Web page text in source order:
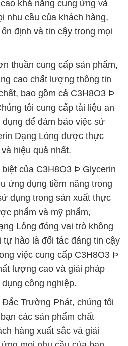
khả năng cung ứng và
nhu cầu của khách hàng,
định và tin cậy trong mọi
thuần cung cấp sản phẩm,
cao chất lượng thông tin
bao gồm cả C3H8O3 Þ
tôi cung cấp tài liệu an
để đảm bảo việc sử
Dạng Lỏng được thực
hiệu quả nhất.
của C3H8O3 Þ Glycerin
ứng dụng tiềm năng trong
dụng trong sản xuất thực
phẩm và mỹ phẩm,
Lỏng đóng vai trò không
tự hào là đối tác đáng tin cậy
việc cung cấp C3H8O3 Þ
lượng cao và giải pháp
công nghiệp.
Trường Phát, chúng tôi
các sản phẩm chất
hàng xuất sắc và giải